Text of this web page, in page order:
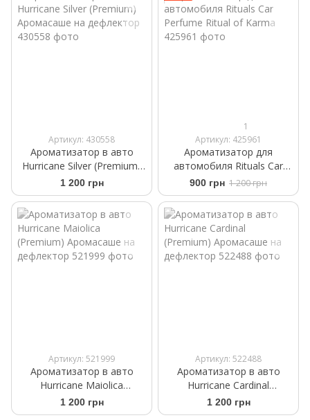
Артикул: 430558
Ароматизатор в авто
Hurricane Silver (Premium)
Аромасаше на дефлектор
1 200 грн
1
Артикул: 425961
Ароматизатор для
автомобиля Rituals Car
Perfume Ritual of Karma
900 грн 1 200 грн
Артикул: 521999
Ароматизатор в авто
Hurricane Maiolica
(Premium) Аромасаше на
дефлектор
1 200 грн
Артикул: 522488
Ароматизатор в авто
Hurricane Cardinal
(Premium) Аромасаше на
дефлектор
1 200 грн